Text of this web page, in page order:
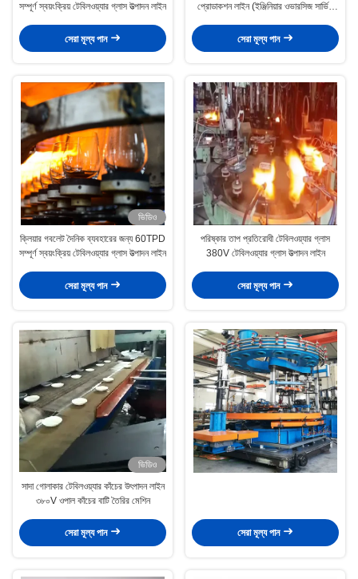
সম্পূর্ণ স্বয়ংক্রিয় টেবিলওয়্যার গ্লাস উত্পাদন লাইন
সেরা মূল্য পান
প্রোডাকশন লাইন (ইঞ্জিনিয়ার ওভারসিজ সার্ভিস
সেরা মূল্য পান
ভিডিও
ক্লিয়ার গবলেট দৈনিক ব্যবহারের জন্য 60TPD
সম্পূর্ণ স্বয়ংক্রিয় টেবিলওয়্যার গ্লাস উত্পাদন লাইন
সেরা মূল্য পান
পরিষ্কার তাপ প্রতিরোধী টেবিলওয়্যার গ্লাস
380V টেবিলওয়্যার গ্লাস উত্পাদন লাইন
সেরা মূল্য পান
ভিডিও
সাদা গোলাকার টেবিলওয়্যার কাঁচের উৎপাদন লাইন
৩৮০V ওপাল কাঁচের বাটি তৈরির মেশিন
সেরা মূল্য পান সেরা মূল্য পান